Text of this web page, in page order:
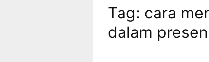
Tag: cara
dalam